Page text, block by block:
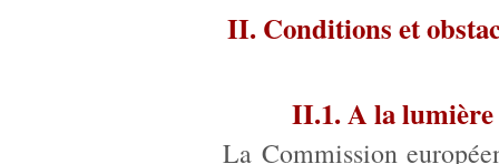
II. Conditions et
II.1. A la lumière
La Commission